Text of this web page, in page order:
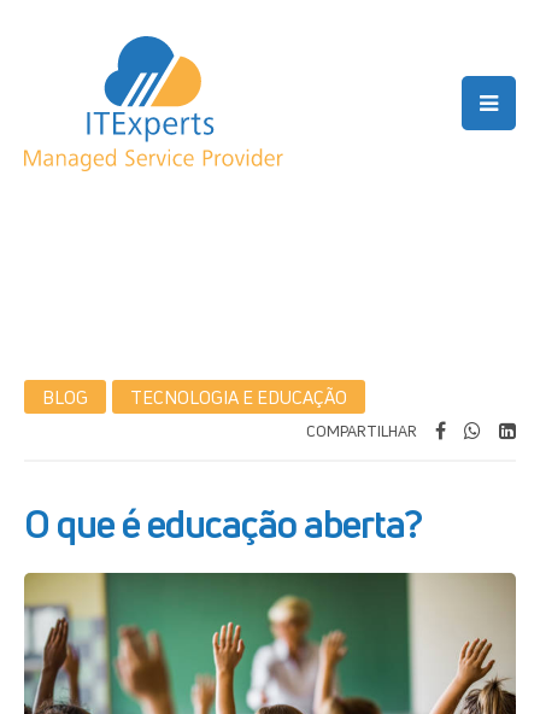
BLOG TECNOLOGIA E EDUCAÇÃO
COMPARTILHAR
O que é educação aberta?